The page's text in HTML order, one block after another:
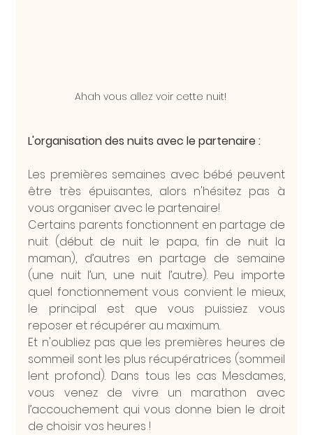
Ahah vous allez voir cette nuit!
L'organisation des nuits avec le partenaire :
Les premières semaines avec bébé peuvent
être très épuisantes, alors n'hésitez pas à
vous organiser avec le partenaire!
Certains parents fonctionnent en partage de
nuit (début de nuit le papa, fin de nuit la
maman), d’autres en partage de semaine
(une nuit l’un, une nuit l’autre). Peu importe
quel fonctionnement vous convient le mieux,
le principal est que vous puissiez vous
reposer et récupérer au maximum.
Et n'oubliez pas que les premières heures de
sommeil sont les plus récupératrices (sommeil
lent profond). Dans tous les cas Mesdames,
vous venez de vivre un marathon avec
l’accouchement qui vous donne bien le droit
de choisir vos heures !